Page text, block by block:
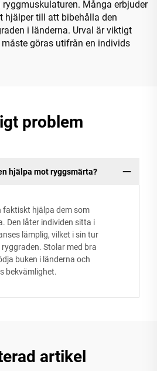
Många erbjuder
hjälper till att bibehålla den
i länderna. Urval är viktigt
göras utifrån en individs
problem
hjälpa mot ryggsmärta?
faktiskt hjälpa dem som
Den låter individen sitta i
lämplig, vilket i sin tur
Stolar med bra
buken i länderna och
bekvämlighet.
artikel